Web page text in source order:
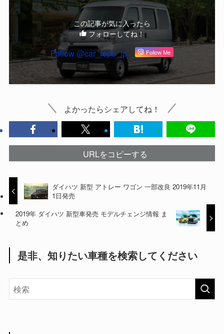
この記事が気に入ったら
フォローしてね！
Follow @car_repo_jp Follow Me
よかったらシェアしてね！
URLをコピーする
ダイハツ 新型 アトレー ワゴン 一部改良 2019年11月
1日発売
2019年 ダイハツ 新型車発売 モデルチェンジ情報 ま
とめ
是非、知りたい車種を検索してください